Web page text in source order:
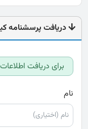
دریافت پرسشنامه
برای دریافت
نام